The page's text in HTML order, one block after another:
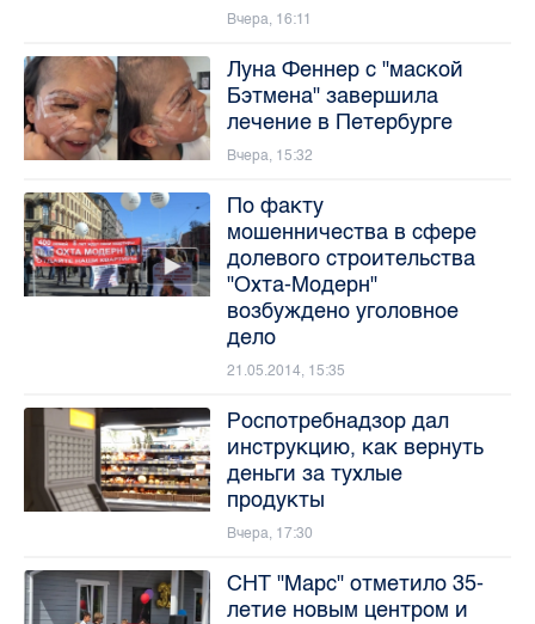
Вчера, 16:11
Луна Феннер с "маской
Бэтмена" завершила
лечение в Петербурге
Вчера, 15:32
По факту
мошенничества в сфере
долевого строительства
"Охта-Модерн"
возбуждено уголовное
дело
21.05.2014, 15:35
Роспотребнадзор дал
инструкцию, как вернуть
деньги за тухлые
продукты
Вчера, 17:30
СНТ "Марс" отметило 35-
летие новым центром и